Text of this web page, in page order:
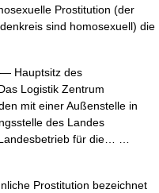
Prostitution (der
sind homosexuell) die
— Hauptsitz des
Logistik Zentrum
mit einer Außenstelle in
des Landes
für die… …
Prostitution bezeichnet